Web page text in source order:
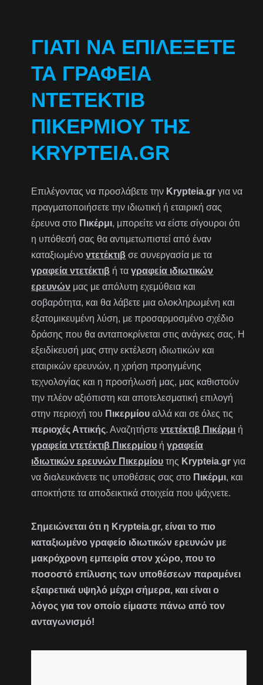
ΓΙΑΤΊ ΝΑ ΕΠΙΛΈΞΕΤΕ
ΤΑ ΓΡΑΦΕΊΑ
ΝΤΕΤΈΚΤΙΒ
ΠΙΚΕΡΜΊΟΥ ΤΗΣ
KRYPTEIA.GR
Επιλέγοντας να προσλάβετε την Krypteia.gr για να
πραγματοποιήσετε την ιδιωτική ή εταιρική σας
έρευνα στο Πικέρμι, μπορείτε να είστε σίγουροι ότι
η υπόθεσή σας θα αντιμετωπιστεί από έναν
καταξιωμένοντετέκτιβ σε συνεργασία με τα
γραφεία ντετέκτιβ ή ταγραφεία ιδιωτικών
ερευνών μας με απόλυτη εχεμύθεια και
σοβαρότητα, και θα λάβετε μια ολοκληρωμένη και
εξατομικευμένη λύση, με προσαρμοσμένο σχέδιο
δράσης που θα ανταποκρίνεται στις ανάγκες σας. Η
εξειδίκευσή μας στην εκτέλεση ιδιωτικών και
εταιρικών ερευνών, η χρήση προηγμένης
τεχνολογίας και η προσήλωσή μας, μας καθιστούν
την πλέον αξιόπιστη και αποτελεσματική επιλογή
στην περιοχή του Πικερμίου αλλά και σε όλες τις
περιοχές Αττικής. Αναζητήστεντετέκτιβ Πικέρμι ή
γραφεία ντετέκτιβ Πικερμίου ήγραφεία
ιδιωτικών ερευνών Πικερμίου της Krypteia.gr για
να διαλευκάνετε τις υποθέσεις σας στο Πικέρμι, και
αποκτήστε τα αποδεικτικά στοιχεία που ψάχνετε.
Σημειώνεται ότι η Krypteia.gr, είναι το πιο
καταξιωμένο γραφείο ιδιωτικών ερευνών με
μακρόχρονη εμπειρία στον χώρο, που το
ποσοστό επίλυσης των υποθέσεων παραμένει
εξαιρετικά υψηλό μέχρι σήμερα, και είναι ο
λόγος για τον οποίο είμαστε πάνω από τον
ανταγωνισμό!